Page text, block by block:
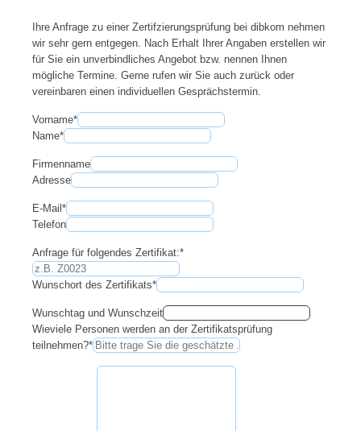
Ihre Anfrage zu einer Zertifzierungsprüfung bei dibkom nehmen
wir sehr gern entgegen. Nach Erhalt Ihrer Angaben erstellen wir
für Sie ein unverbindliches Angebot bzw. nennen Ihnen
mögliche Termine. Gerne rufen wir Sie auch zurück oder
vereinbaren einen individuellen Gesprächstermin.
Vorname*
Name*
Firmenname
Adresse
E-Mail *
Telefon
Anfrage für folgendes Zertifikat:*
Wunschort des Zertifikats*
Wunschtag und Wunschzeit
Wieviele Personen werden an der Zertifikatsprüfung
teilnehmen?*